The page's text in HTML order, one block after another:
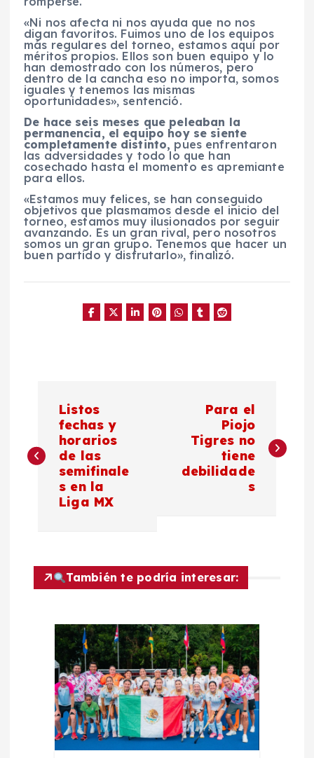
«Ni nos afecta ni nos ayuda que no nos
digan favoritos. Fuimos uno de los equipos
más regulares del torneo, estamos aquí por
méritos propios. Ellos son buen equipo y lo
han demostrado con los números, pero
dentro de la cancha eso no importa, somos
iguales y tenemos las mismas
oportunidades», sentenció.
De hace seis meses que peleaban la
permanencia, el equipo hoy se siente
completamente distinto, pues enfrentaron
las adversidades y todo lo que han
cosechado hasta el momento es apremiante
para ellos.
«Estamos muy felices, se han conseguido
objetivos que plasmamos desde el inicio del
torneo, estamos muy ilusionados por seguir
avanzando. Es un gran rival, pero nosotros
somos un gran grupo. Tenemos que hacer un
buen partido y disfrutarlo», finalizó.
v
a
Listos
fechas y
horarios
de las
semifinale
s en la
Liga MX
Para el
Piojo
Tigres no
tiene
debilidade
s
También te podría interesar: